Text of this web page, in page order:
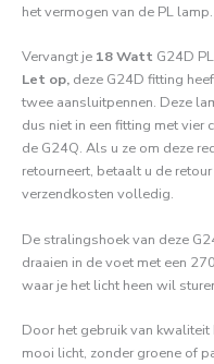
het vermogen van de PL lamp.
Vervangt je 18 Watt G24D
Let op, deze G24D fitting
twee aansluitpennen. Deze
dus niet in een fitting met vier
de G24Q. Als u ze om deze
retourneert, betaalt u de retour
verzendkosten volledig.
De stralingshoek van deze
draaien in de voet met een
waar je het licht heen wil
Door het gebruik van kwaliteit
mooi licht, zonder groene of